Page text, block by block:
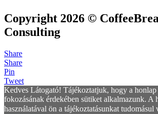
Copyright 2026 ©
Consulting
Share
Share
Pin
Tweet
Kedves Látogató! Tájékoztatjuk, hogy a
fokozásának érdekében sütiket alkalmazunk. A
használatával ön a tájékoztatásunkat tudomásul